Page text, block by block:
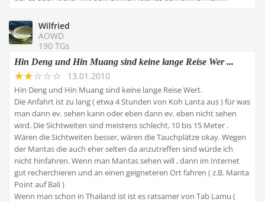
Wilfried
AOWD
190 TGs
Hin Deng und Hin Muang sind keine lange Reise Wer ...
13.01.2010
Hin Deng und Hin Muang sind keine lange Reise Wert.
Die Anfahrt ist zu lang ( etwa 4 Stunden von Koh Lanta aus ) für was
man dann ev. sehen kann oder eben dann ev. eben nicht sehen
wird. Die Sichtweiten sind meistens schlecht, 10 bis 15 Meter .
Wären die Sichtweiten besser, wären die Tauchplätze okay. Wegen
der Mantas die auch eher selten da anzutreffen sind würde ich
nicht hinfahren. Wenn man Mantas sehen will , dann im Internet
gut recherchieren und an einen geigneteren Ort fahren ( z.B. Manta
Point auf Bali )
Wenn man schon in Thailand ist ist es ratsamer von Tab Lamu (